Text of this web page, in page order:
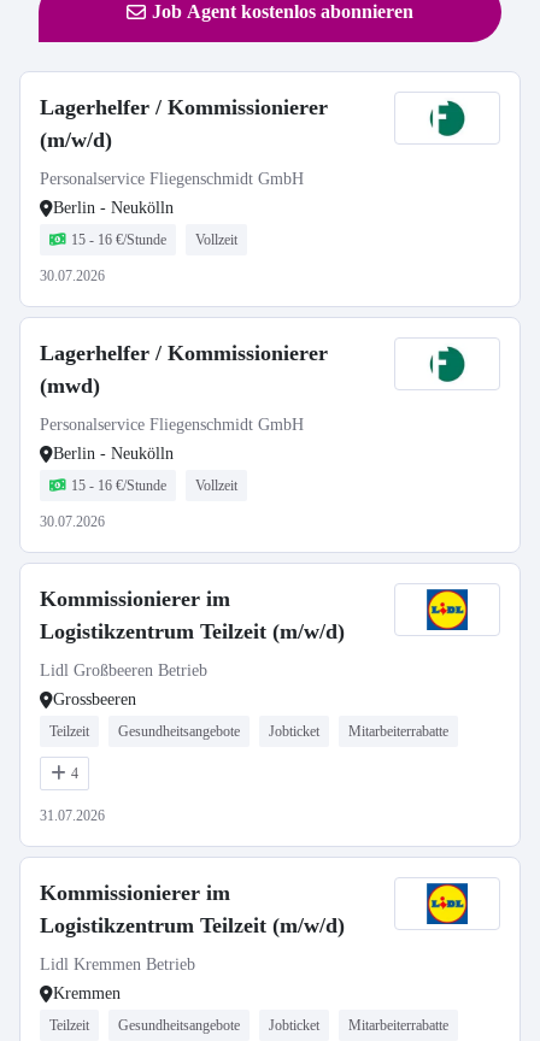
Job Agent kostenlos abonnieren
Lagerhelfer / Kommissionierer
(m/w/d)
Personalservice Fliegenschmidt GmbH
Berlin - Neukölln
15 - 16 €/Stunde Vollzeit
30.07.2026
Lagerhelfer / Kommissionierer
(mwd)
Personalservice Fliegenschmidt GmbH
Berlin - Neukölln
15 - 16 €/Stunde Vollzeit
30.07.2026
Kommissionierer im
Logistikzentrum Teilzeit (m/w/d)
Lidl Großbeeren Betrieb
Grossbeeren
Teilzeit Gesundheitsangebote Jobticket Mitarbeiterrabatte
4
31.07.2026
Kommissionierer im
Logistikzentrum Teilzeit (m/w/d)
Lidl Kremmen Betrieb
Kremmen
Teilzeit Gesundheitsangebote Jobticket Mitarbeiterrabatte